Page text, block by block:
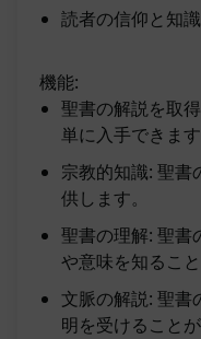
読者の信仰と知
機能:
聖書の解説を取
単に入手できます
宗教的知識: 聖書
供します。
聖書の理解: 聖書
や意味を知ること
文脈の解説: 聖書
明を受けることが